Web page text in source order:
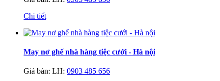
Chi tiết
May nơ ghế nhà hàng tiệc cưới - Hà nội
Giá bán: LH: 0903 485 656